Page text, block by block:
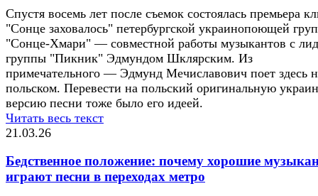
Спустя восемь лет после съемок состоялась премьера
"Сонце заховалось" петербургской украинопоющей
"Сонце-Хмари" — совместной работы музыкантов с
группы "Пикник" Эдмундом Шклярским. Из
примечательного — Эдмунд Мечиславович поет здесь
польском. Перевести на польский оригинальную
версию песни тоже было его идеей.
Читать весь текст
21.03.26
Бедственное положение: почему хорошие
играют песни в переходах метро